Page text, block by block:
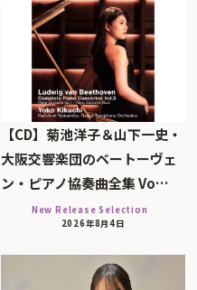
【CD】菊池洋子＆山下一史・
大阪交響楽団のベートーヴェ
ン・ピアノ協奏曲全集 Vo…
New Release Selection
2026年8月4日